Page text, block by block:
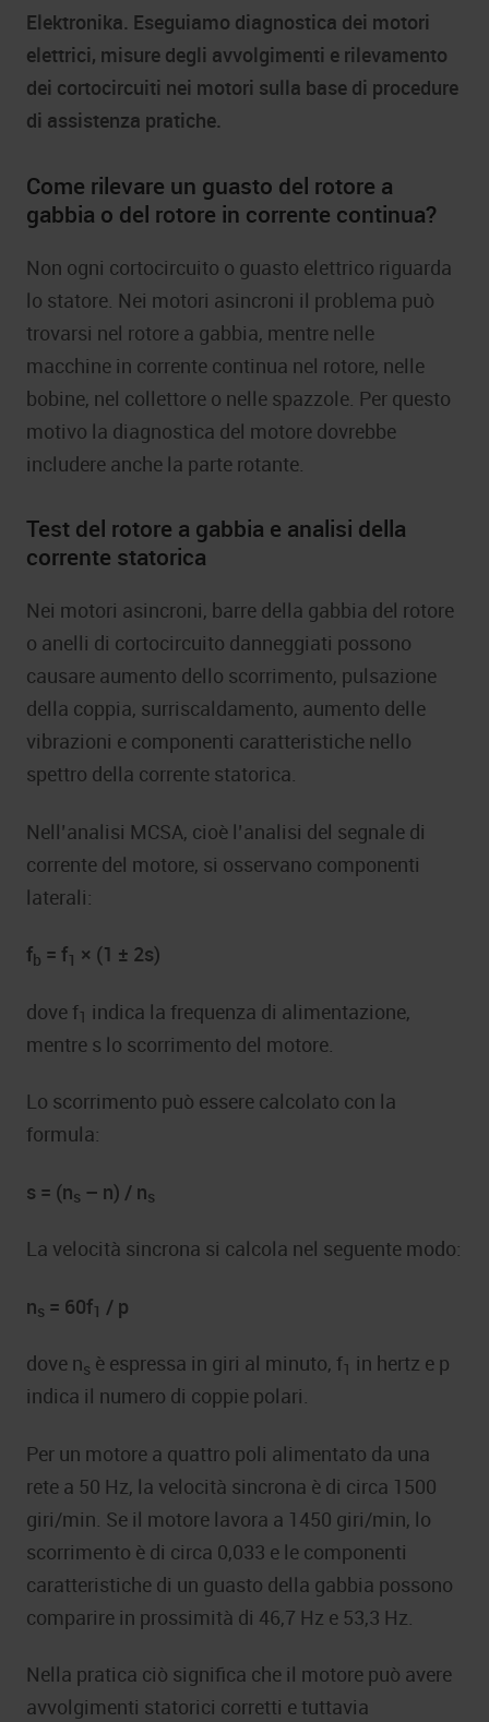
Elektronika. Eseguiamo diagnostica dei motori
elettrici, misure degli avvolgimenti e rilevamento
dei cortocircuiti nei motori sulla base di procedure
di assistenza pratiche.
Come rilevare un guasto del rotore a
gabbia o del rotore in corrente continua?
Non ogni cortocircuito o guasto elettrico riguarda
lo statore. Nei motori asincroni il problema può
trovarsi nel rotore a gabbia, mentre nelle
macchine in corrente continua nel rotore, nelle
bobine, nel collettore o nelle spazzole. Per questo
motivo la diagnostica del motore dovrebbe
includere anche la parte rotante.
Test del rotore a gabbia e analisi della
corrente statorica
Nei motori asincroni, barre della gabbia del rotore
o anelli di cortocircuito danneggiati possono
causare aumento dello scorrimento, pulsazione
della coppia, surriscaldamento, aumento delle
vibrazioni e componenti caratteristiche nello
spettro della corrente statorica.
Nell’analisi MCSA, cioè l’analisi del segnale di
corrente del motore, si osservano componenti
laterali:
fb = f1 × (1 ± 2s)
dove f1 indica la frequenza di alimentazione,
mentre s lo scorrimento del motore.
Lo scorrimento può essere calcolato con la
formula:
s = (ns – n) / ns
La velocità sincrona si calcola nel seguente modo:
ns = 60f1 / p
dove ns è espressa in giri al minuto, f1 in hertz e p
indica il numero di coppie polari.
Per un motore a quattro poli alimentato da una
rete a 50 Hz, la velocità sincrona è di circa 1500
giri/min. Se il motore lavora a 1450 giri/min, lo
scorrimento è di circa 0,033 e le componenti
caratteristiche di un guasto della gabbia possono
comparire in prossimità di 46,7 Hz e 53,3 Hz.
Nella pratica ciò significa che il motore può avere
avvolgimenti statorici corretti e tuttavia